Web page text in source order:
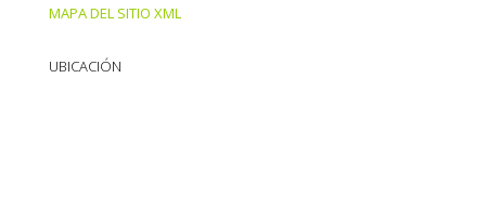
MAPA DEL SITIO XML
UBICACIÓN